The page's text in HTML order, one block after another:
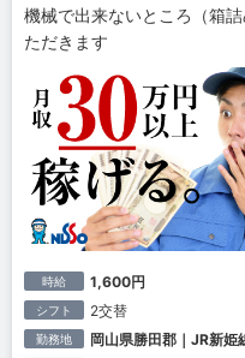
機械で出来ないところ（箱
ただきます
時給 1,600円
シフト 2交替
勤務地 岡山県勝田郡｜JR新